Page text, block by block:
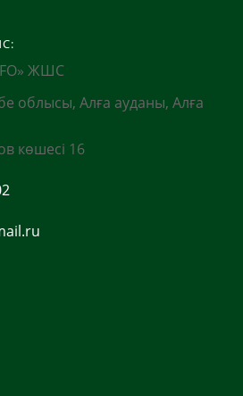
ЖШС
облысы, Алға ауданы, Алға
көшесі 16